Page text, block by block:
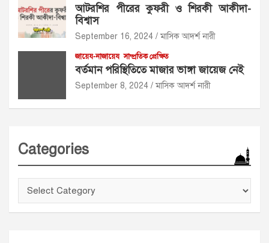
আটরশির পীরের কুফরী ও শিরকী আকীদা-
বিশ্বাস
September 16, 2024 মাসিক আদর্শ নারী
জায়েয-নাজায়েয সাম্প্রতিক প্রেক্ষিত
বর্তমান পরিস্থিতিতে মাজার ভাঙ্গা জায়েজ নেই
September 8, 2024 মাসিক আদর্শ নারী
Categories
Categories